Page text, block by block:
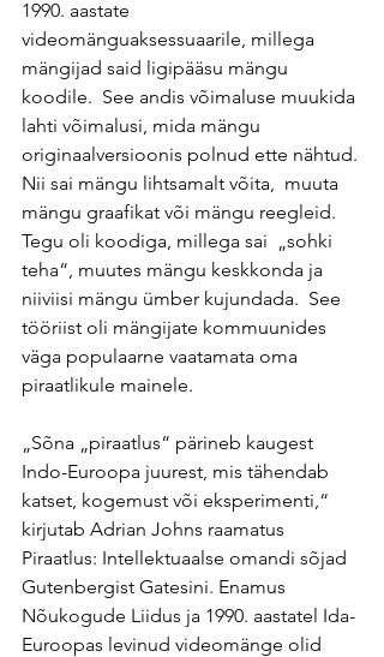
1990. aastate
videomänguaksessuaarile, millega
mängijad said ligipääsu mängu
koodile.  See andis võimaluse muukida
lahti võimalusi, mida mängu
originaalversioonis polnud ette nähtud.
Nii sai mängu lihtsamalt võita,  muuta
mängu graafikat või mängu reegleid.
Tegu oli koodiga, millega sai  „sohki
teha“, muutes mängu keskkonda ja
niiviisi mängu ümber kujundada.  See
tööriist oli mängijate kommuunides
väga populaarne vaatamata oma
piraatlikule mainele.
„Sõna „piraatlus“ pärineb kaugest
Indo-Euroopa juurest, mis tähendab
katset, kogemust või eksperimenti,“
kirjutab Adrian Johns raamatus
Piraatlus: Intellektuaalse omandi sõjad
Gutenbergist Gatesini. Enamus
Nõukogude Liidus ja 1990. aastatel Ida-
Euroopas levinud videomänge olid